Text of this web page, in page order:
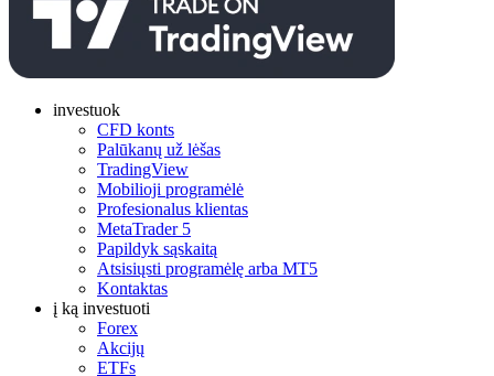
investuok
CFD konts
Palūkanų už lėšas
TradingView
Mobilioji programėlė
Profesionalus klientas
MetaTrader 5
Papildyk sąskaitą
Atsisiųsti programėlę arba MT5
Kontaktas
į ką investuoti
Forex
Akcijų
ETFs